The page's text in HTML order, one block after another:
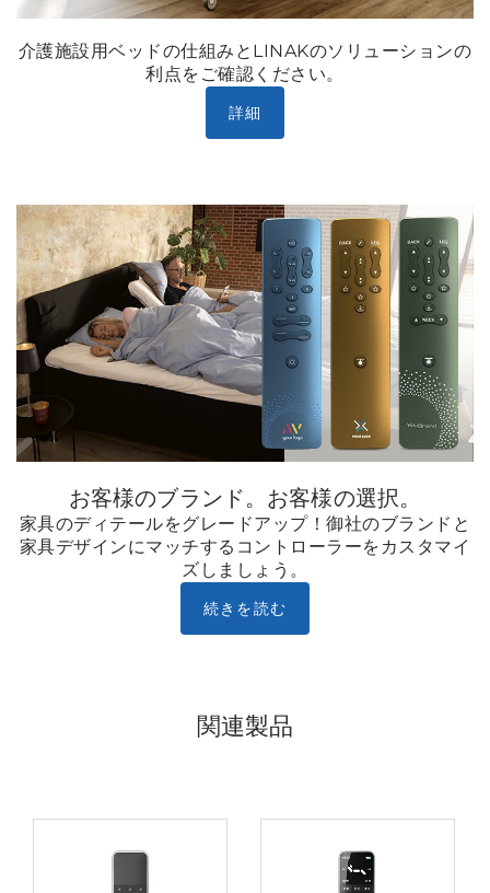
介護施設用ベッドの仕組みとLINAKのソリューションの
利点をご確認ください。
詳細
お客様のブランド。お客様の選択。
家具のディテールをグレードアップ！御社のブランドと
家具デザインにマッチするコントローラーをカスタマイ
ズしましょう。
続きを読む
関連製品